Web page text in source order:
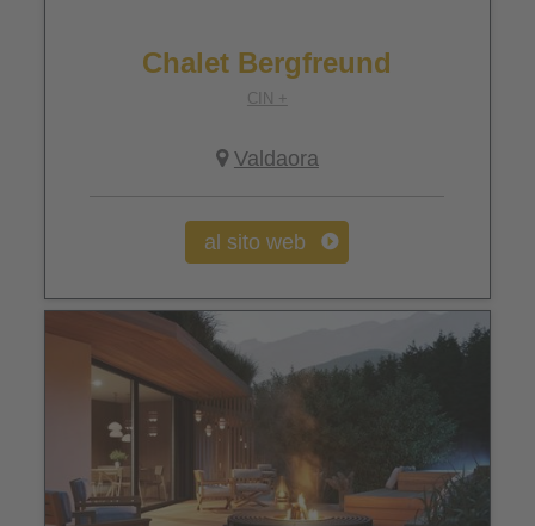
Chalet Bergfreund
CIN +
Valdaora
al sito web